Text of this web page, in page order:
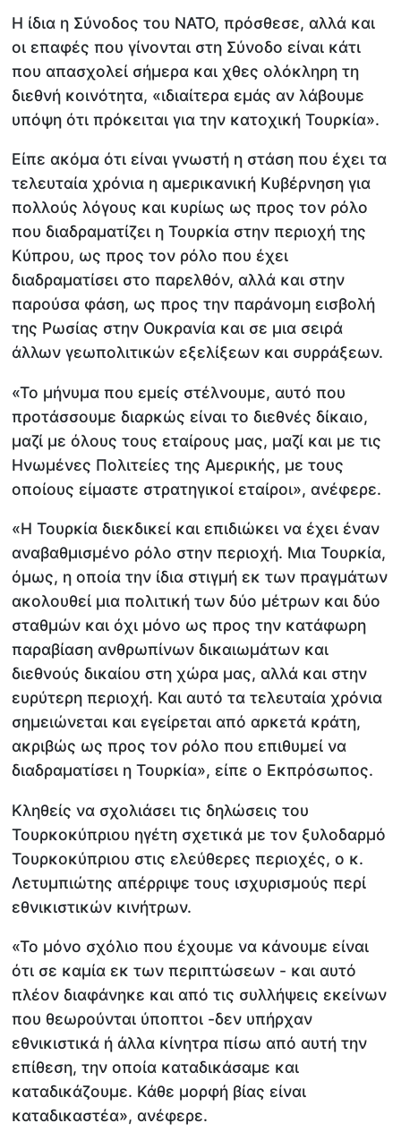
Η ίδια η Σύνοδος του ΝΑΤΟ, πρόσθεσε, αλλά και
οι επαφές που γίνονται στη Σύνοδο είναι κάτι
που απασχολεί σήμερα και χθες ολόκληρη τη
διεθνή κοινότητα, «ιδιαίτερα εμάς αν λάβουμε
υπόψη ότι πρόκειται για την κατοχική Τουρκία».
Είπε ακόμα ότι είναι γνωστή η στάση που έχει τα
τελευταία χρόνια η αμερικανική Κυβέρνηση για
πολλούς λόγους και κυρίως ως προς τον ρόλο
που διαδραματίζει η Τουρκία στην περιοχή της
Κύπρου, ως προς τον ρόλο που έχει
διαδραματίσει στο παρελθόν, αλλά και στην
παρούσα φάση, ως προς την παράνομη εισβολή
της Ρωσίας στην Ουκρανία και σε μια σειρά
άλλων γεωπολιτικών εξελίξεων και συρράξεων.
«Το μήνυμα που εμείς στέλνουμε, αυτό που
προτάσσουμε διαρκώς είναι το διεθνές δίκαιο,
μαζί με όλους τους εταίρους μας, μαζί και με τις
Ηνωμένες Πολιτείες της Αμερικής, με τους
οποίους είμαστε στρατηγικοί εταίροι», ανέφερε.
«Η Τουρκία διεκδικεί και επιδιώκει να έχει έναν
αναβαθμισμένο ρόλο στην περιοχή. Μια Τουρκία,
όμως, η οποία την ίδια στιγμή εκ των πραγμάτων
ακολουθεί μια πολιτική των δύο μέτρων και δύο
σταθμών και όχι μόνο ως προς την κατάφωρη
παραβίαση ανθρωπίνων δικαιωμάτων και
διεθνούς δικαίου στη χώρα μας, αλλά και στην
ευρύτερη περιοχή. Και αυτό τα τελευταία χρόνια
σημειώνεται και εγείρεται από αρκετά κράτη,
ακριβώς ως προς τον ρόλο που επιθυμεί να
διαδραματίσει η Τουρκία», είπε ο Εκπρόσωπος.
Κληθείς να σχολιάσει τις δηλώσεις του
Τουρκοκύπριου ηγέτη σχετικά με τον ξυλοδαρμό
Τουρκοκύπριου στις ελεύθερες περιοχές, ο κ.
Λετυμπιώτης απέρριψε τους ισχυρισμούς περί
εθνικιστικών κινήτρων.
«Το μόνο σχόλιο που έχουμε να κάνουμε είναι
ότι σε καμία εκ των περιπτώσεων - και αυτό
πλέον διαφάνηκε και από τις συλλήψεις εκείνων
που θεωρούνται ύποπτοι -δεν υπήρχαν
εθνικιστικά ή άλλα κίνητρα πίσω από αυτή την
επίθεση, την οποία καταδικάσαμε και
καταδικάζουμε. Κάθε μορφή βίας είναι
καταδικαστέα», ανέφερε.